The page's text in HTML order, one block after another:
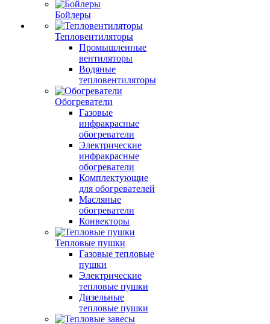
Бойлеры
Тепловентиляторы
Промышленные
вентиляторы
Водяные
тепловентиляторы
Обогреватели
Газовые
инфракрасные
обогреватели
Электрические
инфракрасные
обогреватели
Комплектующие
для обогревателей
Масляные
обогреватели
Конвекторы
Тепловые пушки
Газовые тепловые
пушки
Электрические
тепловые пушки
Дизельные
тепловые пушки